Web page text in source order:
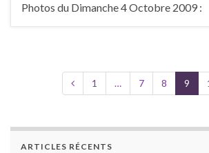
Photos du Dimanche 4 Octobre 2009 :
1 … 7 8 9
ARTICLES RÉCENTS